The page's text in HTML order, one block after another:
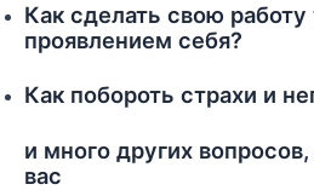
Как сделать свою
проявлением себя?
Как побороть страхи и
и много других
вас